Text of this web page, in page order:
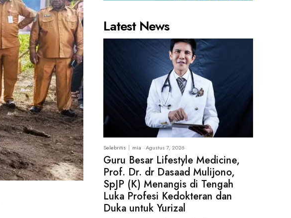
Latest News
Selebritis mia -Agustus 7, 2026
Guru Besar Lifestyle Medicine,
Prof. Dr. dr Dasaad Mulijono,
SpJP (K) Menangis di Tengah
Luka Profesi Kedokteran dan
Duka untuk Yurizal